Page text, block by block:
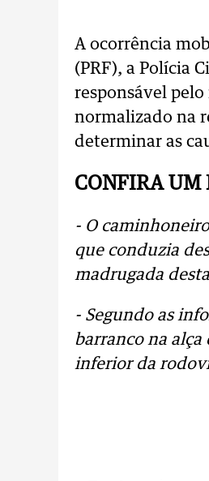
A ocorrência
(PRF), a Polícia
responsável
normalizado na
determinar as
CONFIRA UM
- O
que conduzia
madrugada
- Segundo as
barranco na alça
inferior da